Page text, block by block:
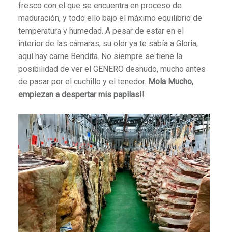
fresco con el que se encuentra en proceso de
maduración, y todo ello bajo el máximo equilibrio de
temperatura y humedad. A pesar de estar en el
interior de las cámaras, su olor ya te sabía a Gloria,
aquí hay carne Bendita. No siempre se tiene la
posibilidad de ver el GENERO desnudo, mucho antes
de pasar por el cuchillo y el tenedor. Mola Mucho,
empiezan a despertar mis papilas!!